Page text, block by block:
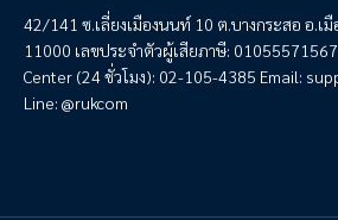
42/141 ซ.เลี่ยงเมืองนนท์ 10 ต.บางกระสอ อ.เ
11000 เลขประจำตัวผู้เสียภาษี:
Center (24 ชั่วโมง): 02-105-4385 Email:
Line: @rukcom